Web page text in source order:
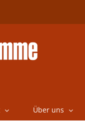
Über uns